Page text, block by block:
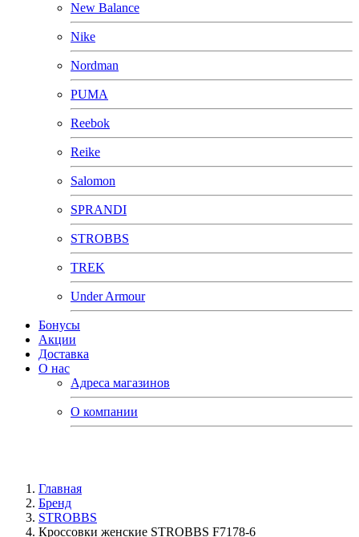
New Balance
Nike
Nordman
PUMA
Reebok
Reike
Salomon
SPRANDI
STROBBS
TREK
Under Armour
Бонусы
Акции
Доставка
О нас
Адреса магазинов
О компании
Главная
Бренд
STROBBS
Кроссовки женские STROBBS F7178-6